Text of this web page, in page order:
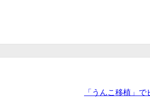
「うんこ移植」で